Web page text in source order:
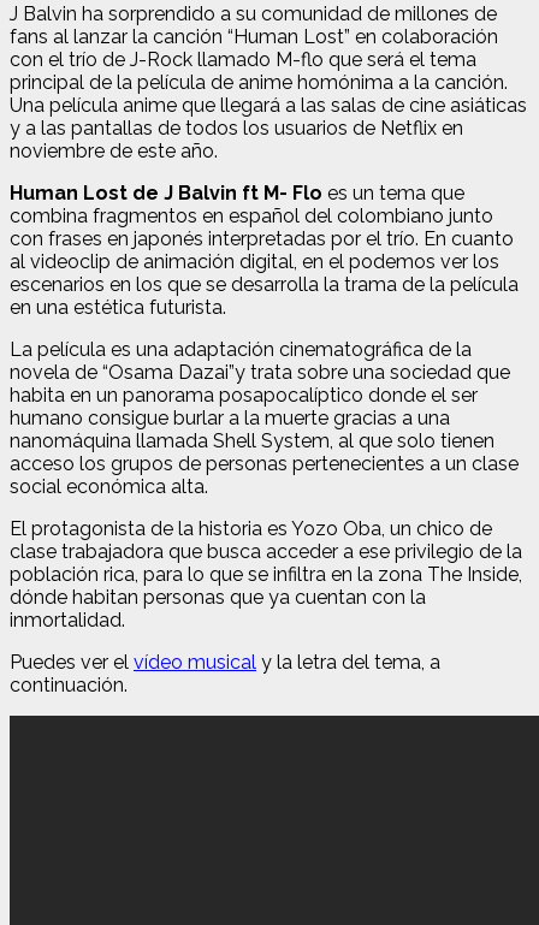
J Balvin ha sorprendido a su comunidad de millones de
fans al lanzar la canción “Human Lost” en colaboración
con el trío de J-Rock llamado M-flo que será el tema
principal de la película de anime homónima a la canción.
Una película anime que llegará a las salas de cine asiáticas
y a las pantallas de todos los usuarios de Netflix en
noviembre de este año.
Human Lost de J Balvin ft M- Flo es un tema que
combina fragmentos en español del colombiano junto
con frases en japonés interpretadas por el trío. En cuanto
al videoclip de animación digital, en el podemos ver los
escenarios en los que se desarrolla la trama de la película
en una estética futurista.
La película es una adaptación cinematográfica de la
novela de “Osama Dazai”y trata sobre una sociedad que
habita en un panorama posapocalíptico donde el ser
humano consigue burlar a la muerte gracias a una
nanomáquina llamada Shell System, al que solo tienen
acceso los grupos de personas pertenecientes a un clase
social económica alta.
El protagonista de la historia es Yozo Oba, un chico de
clase trabajadora que busca acceder a ese privilegio de la
población rica, para lo que se infiltra en la zona The Inside,
dónde habitan personas que ya cuentan con la
inmortalidad.
Puedes ver el vídeo musical y la letra del tema, a
continuación.